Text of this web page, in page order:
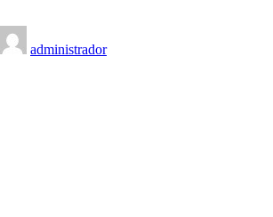
administrador